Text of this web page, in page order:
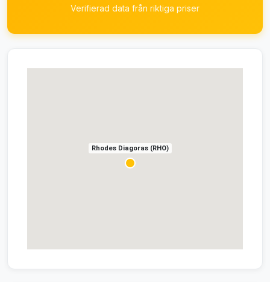
Verifierad data från riktiga priser
Rhodes Diagoras (RHO)